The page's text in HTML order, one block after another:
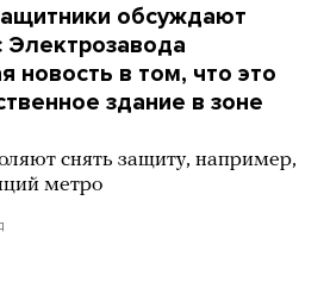
обсуждают
новость в том, что это
здание в зоне
снять защиту, например,
метро